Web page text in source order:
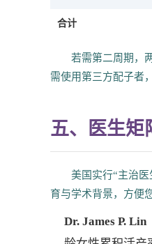
合计
若需第二周期，
需使用第三方配子者
五、医生矩
美国实行“主治
育与学术背景，方便
Dr. James P. Lin